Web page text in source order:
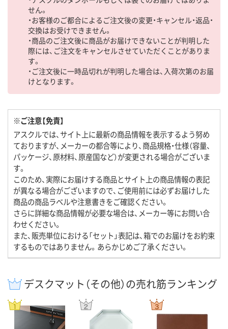
せん。
・お客様のご都合によるご注文後の変更・キャンセル・返品・
交換はお受けできません。
・商品のご注文後に商品がお届けできないことが判明した
際には、ご注文をキャンセルさせていただくことがありま
す。
・ご注文後に一時品切れが判明した場合は、入荷次第のお届
けとなります。
※ご注意【免責】
アスクルでは、サイト上に最新の商品情報を表示するよう努め
ておりますが、メーカーの都合等により、商品規格・仕様（容量、
パッケージ、原材料、原産国など）が変更される場合がございま
す。
このため、実際にお届けする商品とサイト上の商品情報の表記
が異なる場合がございますので、ご使用前には必ずお届けした
商品の商品ラベルや注意書きをご確認ください。
さらに詳細な商品情報が必要な場合は、メーカー等にお問い合
わせください。
また、販売単位における「セット」表記は、箱でのお届けをお約束
するものではありません。あらかじめご了承ください。
デスクマット（その他）の売れ筋ランキング